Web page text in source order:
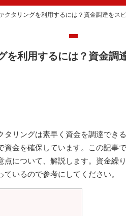
クタリングを利用するには？資金調達をス
を利用するには？資金調
タリングは素早く資金を調達でき
金を確保しています。この記事
について、解説します。資金繰
いるので参考にしてください。